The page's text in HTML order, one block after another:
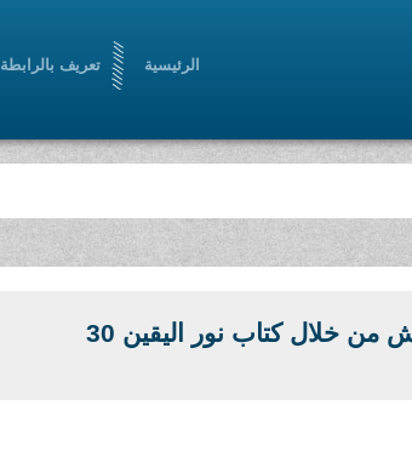
الرئيسية تعريف بالرابطة
خلال كتاب نور اليقين 30